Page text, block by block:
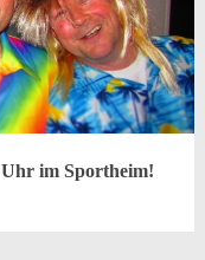
Uhr im Sportheim!